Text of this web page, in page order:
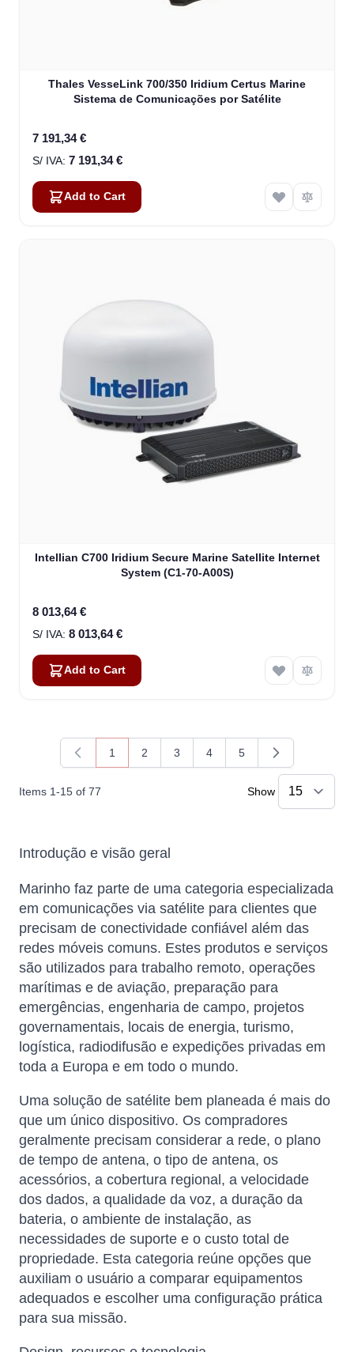
Thales VesseLink 700/350 Iridium Certus Marine
Sistema de Comunicações por Satélite
7 191,34 €
7 191,34 €
Add to Cart
Intellian C700 Iridium Secure Marine Satellite Internet
System (C1-70-A00S)
8 013,64 €
8 013,64 €
Add to Cart
Items 1-15 of 77
You're currently reading page
1
Page
2
Page
3
Page
4
Page
5
Show
Introdução e visão geral
Marinho faz parte de uma categoria especializada
em comunicações via satélite para clientes que
precisam de conectividade confiável além das
redes móveis comuns. Estes produtos e serviços
são utilizados para trabalho remoto, operações
marítimas e de aviação, preparação para
emergências, engenharia de campo, projetos
governamentais, locais de energia, turismo,
logística, radiodifusão e expedições privadas em
toda a Europa e em todo o mundo.
Uma solução de satélite bem planeada é mais do
que um único dispositivo. Os compradores
geralmente precisam considerar a rede, o plano
de tempo de antena, o tipo de antena, os
acessórios, a cobertura regional, a velocidade
dos dados, a qualidade da voz, a duração da
bateria, o ambiente de instalação, as
necessidades de suporte e o custo total de
propriedade. Esta categoria reúne opções que
auxiliam o usuário a comparar equipamentos
adequados e escolher uma configuração prática
para sua missão.